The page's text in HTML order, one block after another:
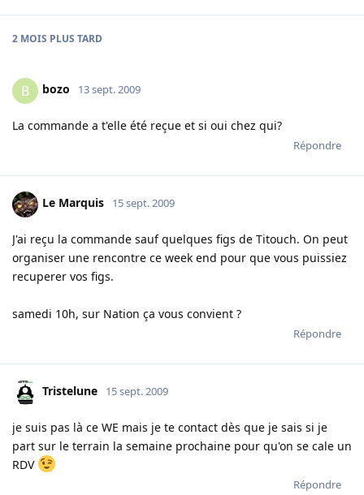
2 MOIS PLUS TARD
B bozo 13 sept. 2009
La commande a t'elle été reçue et si oui chez qui?
Répondre
Le Marquis 15 sept. 2009
J'ai reçu la commande sauf quelques figs de Titouch. On peut
organiser une rencontre ce week end pour que vous puissiez
recuperer vos figs.
samedi 10h, sur Nation ça vous convient ?
Répondre
Tristelune 15 sept. 2009
je suis pas là ce WE mais je te contact dès que je sais si je
part sur le terrain la semaine prochaine pour qu'on se cale un
RDV
Répondre